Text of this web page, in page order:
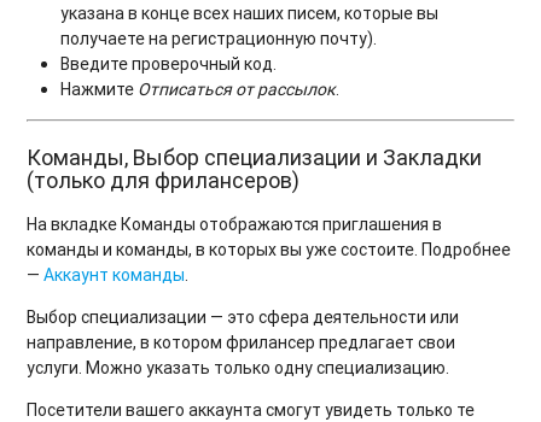
указана в конце всех наших писем, которые вы
получаете на регистрационную почту).
Введите проверочный код.
Нажмите Отписаться от рассылок.
Команды, Выбор специализации и Закладки
(только для фрилансеров)
На вкладке Команды отображаются приглашения в
команды и команды, в которых вы уже состоите. Подробнее
—Аккаунт команды.
Выбор специализации — это сфера деятельности или
направление, в котором фрилансер предлагает свои
услуги. Можно указать только одну специализацию.
Посетители вашего аккаунта смогут увидеть только те